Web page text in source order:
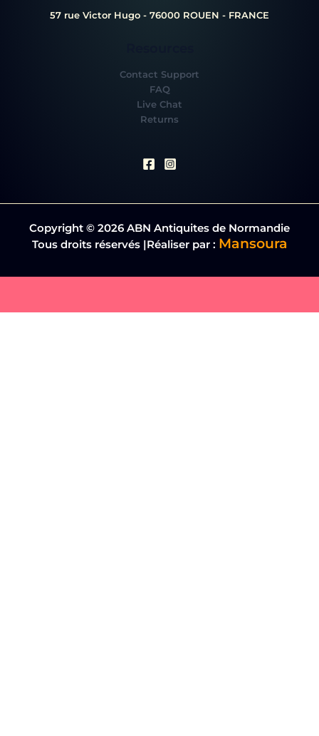
57 rue Victor Hugo - 76000 ROUEN - FRANCE
Contact Support
FAQ
Live Chat
Returns
Copyright © 2026 ABN Antiquites de Normandie
Tous droits réservés |Réaliser par : Mansoura